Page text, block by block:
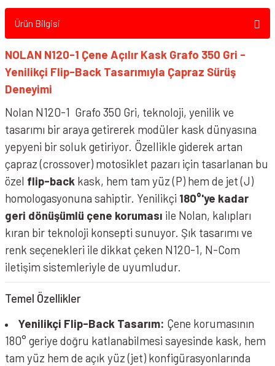
Ürün Bilgisi
NOLAN N120-1 Çene Açılır Kask Grafo 350 Gri -
Yenilikçi Flip-Back Tasarımıyla Çapraz Sürüş
Deneyimi
Nolan N120-1 Grafo 350 Gri, teknoloji, yenilik ve
tasarımı bir araya getirerek modüler kask dünyasına
yepyeni bir soluk getiriyor. Özellikle giderek artan
çapraz (crossover) motosiklet pazarı için tasarlanan bu
özel flip-back kask, hem tam yüz (P) hem de jet (J)
homologasyonuna sahiptir. Yenilikçi 180°'ye kadar
geri dönüşümlü çene koruması ile Nolan, kalıpları
kıran bir teknoloji konsepti sunuyor. Şık tasarımı ve
renk seçenekleri ile dikkat çeken N120-1, N-Com
iletişim sistemleriyle de uyumludur.
Temel Özellikler
Yenilikçi Flip-Back Tasarım: Çene korumasının
180° geriye doğru katlanabilmesi sayesinde kask, hem
tam yüz hem de açık yüz (jet) konfigürasyonlarında